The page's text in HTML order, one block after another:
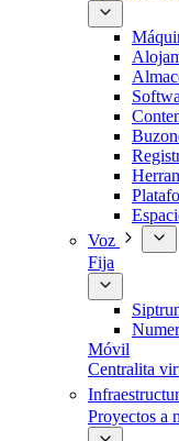
Voz
Fija
Móvil
Centralita
Proyectos a